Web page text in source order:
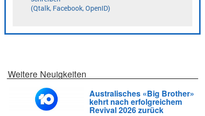
Weitere Neuigkeiten
Australisches «Big Brother»
kehrt nach erfolgreichem
Revival 2026 zurück